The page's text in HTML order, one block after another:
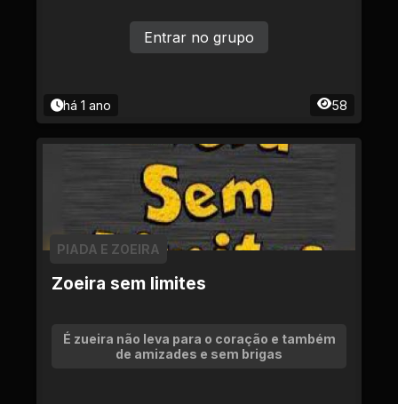
há 1 ano 58
Entrar no grupo
Zoeira sem limites
PIADA E ZOEIRA
É zueira não leva para o coração e também
de amizades e sem brigas